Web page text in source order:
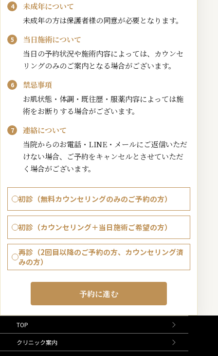
未成年について
未成年の方は保護者様の同意が必要となります。
当日施術について
当日の予約状況や施術内容によっては、カウンセ
リングのみのご案内となる場合がございます。
禁忌事項
お肌状態・体調・既往歴・服薬内容によっては施
術をお断りする場合がございます。
連絡について
当院からのお電話・LINE・メールにご返信いただ
けない場合、ご予約をキャンセルとさせていただ
く場合がございます。
初診（無料カウンセリングのみのご予約の方）
初診（カウンセリング＋当日施術ご希望の方）
再診（2回目以降のご予約の方、カウンセリング済
みの方）
TOP
クリニック案内